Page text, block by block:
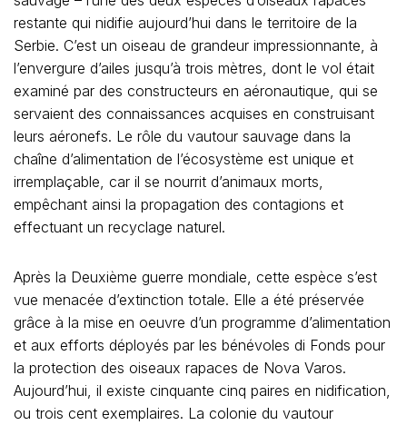
restante qui nidifie aujourd’hui dans le territoire de la
Serbie. C’est un oiseau de grandeur impressionnante, à
l’envergure d’ailes jusqu’à trois mètres, dont le vol était
examiné par des constructeurs en aéronautique, qui se
servaient des connaissances acquises en construisant
leurs aéronefs. Le rôle du vautour sauvage dans la
chaîne d’alimentation de l’écosystème est unique et
irremplaçable, car il se nourrit d’animaux morts,
empêchant ainsi la propagation des contagions et
effectuant un recyclage naturel.
Après la Deuxième guerre mondiale, cette espèce s’est
vue menacée d’extinction totale. Elle a été préservée
grâce à la mise en oeuvre d’un programme d’alimentation
et aux efforts déployés par les bénévoles di Fonds pour
la protection des oiseaux rapaces de Nova Varos.
Aujourd’hui, il existe cinquante cinq paires en nidification,
ou trois cent exemplaires. La colonie du vautour